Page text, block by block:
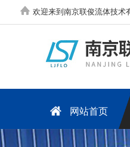
欢迎来到南京联俊流体技术
网站首页